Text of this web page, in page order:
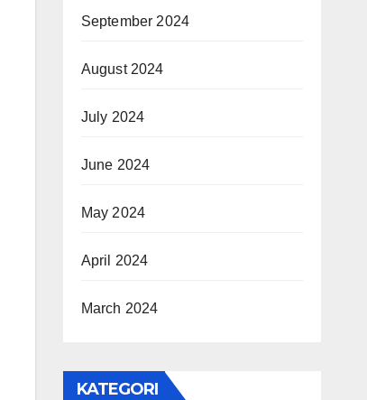
September 2024
August 2024
July 2024
June 2024
May 2024
April 2024
March 2024
KATEGORI